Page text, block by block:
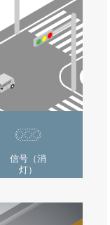
信号（消
灯）